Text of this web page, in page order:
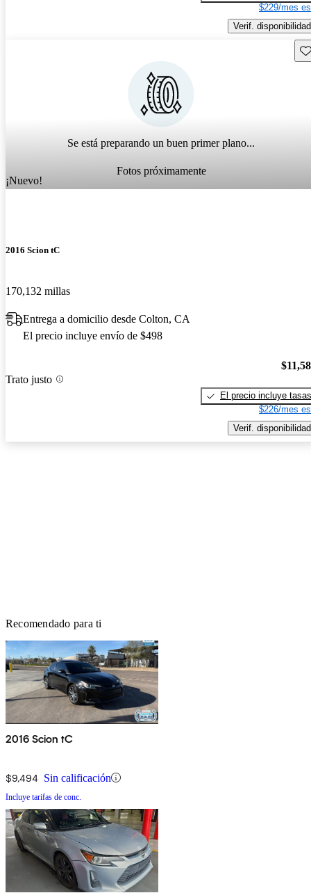
$229/mes
Verif. disponibilidad
Se está preparando un buen primer plano...
Fotos próximamente
¡Nuevo!
2016 Scion tC
170,132 millas
Entrega a domicilio desde Colton, CA
El precio incluye envío de $498
Trato justo
El precio incluye tasas
$226/mes
Verif. disponibilidad
Recomendado para ti
2016 Scion tC
$9,494 Sin calificación
Incluye tarifas de conc.